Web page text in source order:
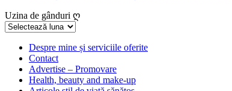
Uzina de gânduri ღ
Uzina
gânduriDespre mine și serviciile oferite
Contact
Advertise – Promovare
Health, beauty and make-up